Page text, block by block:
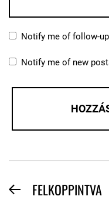
Notify me of follow-
Notify me of new
BEJEGYZÉS
PreviousFELKOPPINTVA